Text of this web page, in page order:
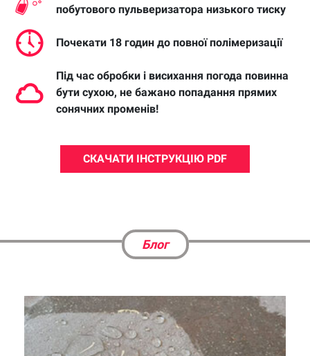
побутового пульверизатора низького тиску
Почекати 18 годин до повної полімеризації
Під час обробки і висихання погода повинна
бути сухою, не бажано попадання прямих
сонячних променів!
СКАЧАТИ ІНСТРУКЦІЮ PDF
Блог